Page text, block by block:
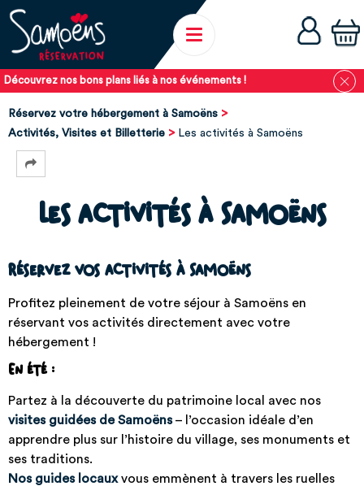
Découvrez nos bons plans liés à nos événements !
Réservez votre hébergement à Samoëns
Activités, Visites et Billetterie
Les activités à Samoëns
Les activités à Samoëns
Réservez vos activités à Samoëns
Profitez pleinement de votre séjour à Samoëns en
réservant vos activités directement avec votre
hébergement !
En été :
Partez à la découverte du patrimoine local avec nos
visites guidées de Samoëns– l’occasion idéale d’en
apprendre plus sur l’histoire du village, ses monuments et
ses traditions.
Nos guides locauxvous emmènent à travers les ruelles